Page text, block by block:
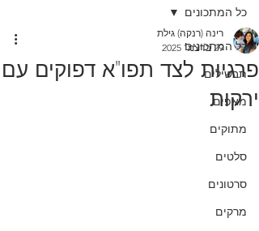
כל המתכונים
תבשילים
מאפים
מתוקים
סלטים
סרטונים
מרקים
כל המתכונים
פרגיות לצד תפו"א דפוקים עם
ירקות
רינה (רנקה) גילת
29 בדצמ׳ 2025